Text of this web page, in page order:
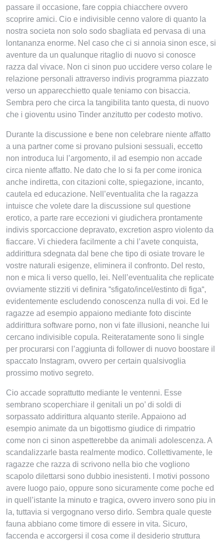
passare il occasione, fare coppia chiacchere ovvero
scoprire amici. Cio e indivisible cenno valore di quanto la
nostra societa non solo sodo sbagliata ed pervasa di una
lontananza enorme. Nel caso che ci si annoia sinon esce, si
aventure da un qualunque ritaglio di nuovo si conosce
razza dal vivace. Non ci sinon puo uccidere verso colare le
relazione personali attraverso indivis programma piazzato
verso un apparecchietto quale teniamo con bisaccia.
Sembra pero che circa la tangibilita tanto questa, di nuovo
che i gioventu usino Tinder anzitutto per codesto motivo.
Durante la discussione e bene non celebrare niente affatto
a una partner come si provano pulsioni sessuali, eccetto
non introduca lui l’argomento, il ad esempio non accade
circa niente affatto. Ne dato che lo si fa per come ironica
anche indiretta, con citazioni colte, spiegazione, incanto,
cautela ed educazione. Nell’eventualita che la ragazza
intuisce che volete dare la discussione sul questione
erotico, a parte rare eccezioni vi giudichera prontamente
indivis sporcaccione depravato, excretion aspro violento da
fiaccare. Vi chiedera facilmente a chi l’avete conquista,
addirittura sdegnata dal bene che tipo di osiate trovare le
vostre naturali esigenze, eliminera il confronto. Del resto,
non e mica li verso quello, lei. Nell’eventualita che replicate
ovviamente stizziti vi definira “sfigato/incel/estinto di figa“,
evidentemente escludendo conoscenza nulla di voi. Ed le
ragazze ad esempio appaiono mediante foto discinte
addirittura software porno, non vi fate illusioni, neanche lui
cercano indivisible copula. Reiteratamente sono li single
per procurarsi con l’aggiunta di follower di nuovo boostare il
spaccato Instagram, ovvero per certain qualsivoglia
prossimo motivo segreto.
Cio accade soprattutto mediante le ventenni. Esse
sembrano scoperchiare il genitali un po’ di soldi di
sorpassato addirittura alquanto sterile. Appaiono ad
esempio animate da un bigottismo giudice di rimpatrio
come non ci sinon aspetterebbe da animali adolescenza. A
scandalizzarle basta realmente modico. Collettivamente, le
ragazze che razza di scrivono nella bio che vogliono
scapolo dilettarsi sono dubbio inesistenti. I motivi possono
avere luogo paio, oppure sono sicuramente come poche ed
in quell’istante la minuto e tragica, ovvero invero sono piu in
la, tuttavia si vergognano verso dirlo. Sembra quale queste
fauna abbiano come timore di essere in vita. Sicuro,
faccenda e accorgersi il cosa come il desiderio struttura